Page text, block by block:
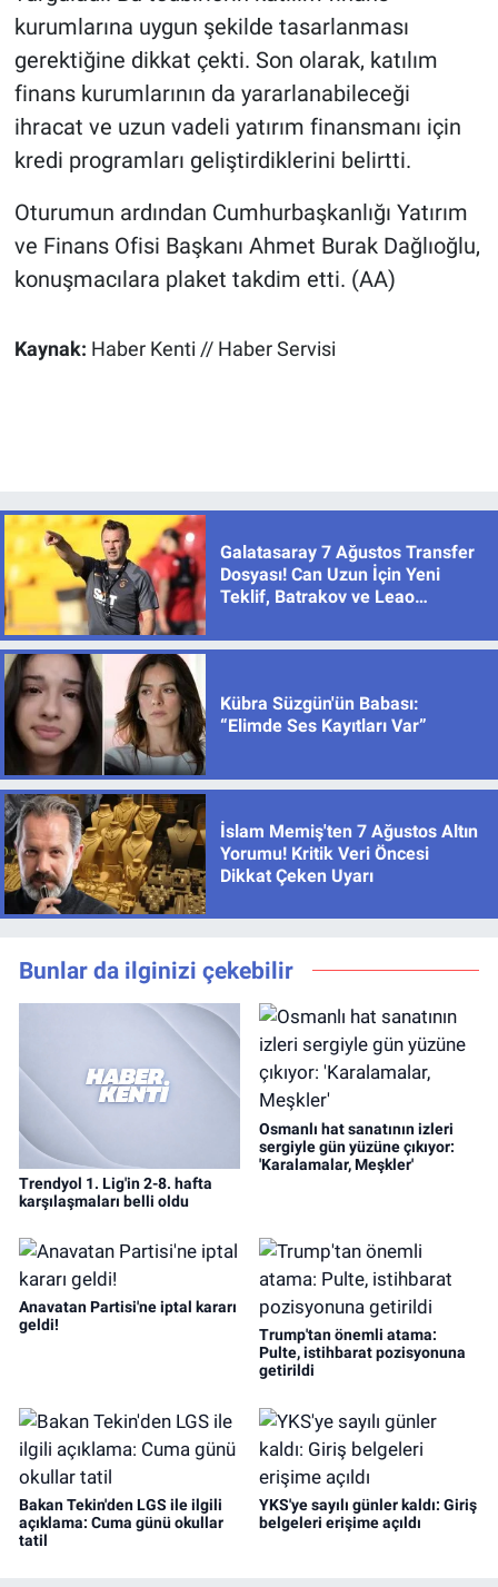
kurumlarına uygun şekilde tasarlanması
gerektiğine dikkat çekti. Son olarak, katılım
finans kurumlarının da yararlanabileceği
ihracat ve uzun vadeli yatırım finansmanı için
kredi programları geliştirdiklerini belirtti.
Oturumun ardından Cumhurbaşkanlığı Yatırım
ve Finans Ofisi Başkanı Ahmet Burak Dağlıoğlu,
konuşmacılara plaket takdim etti. (AA)
Kaynak: Haber Kenti // Haber Servisi
Galatasaray 7 Ağustos Transfer
Dosyası! Can Uzun İçin Yeni
Teklif, Batrakov ve Leao
Kübra Süzgün'ün Babası:
“Elimde Ses Kayıtları Var”
İslam Memiş'ten 7 Ağustos Altın
Yorumu! Kritik Veri Öncesi
Dikkat Çeken Uyarı
Bunlar da ilginizi çekebilir
Trendyol 1. Lig'in 2-8. hafta
karşılaşmaları belli oldu
Osmanlı hat sanatının izleri
sergiyle gün yüzüne çıkıyor:
'Karalamalar, Meşkler'
Anavatan Partisi'ne iptal kararı
geldi!
Trump'tan önemli atama:
Pulte, istihbarat pozisyonuna
getirildi
Bakan Tekin'den LGS ile ilgili
açıklama: Cuma günü okullar
tatil
YKS'ye sayılı günler kaldı: Giriş
belgeleri erişime açıldı